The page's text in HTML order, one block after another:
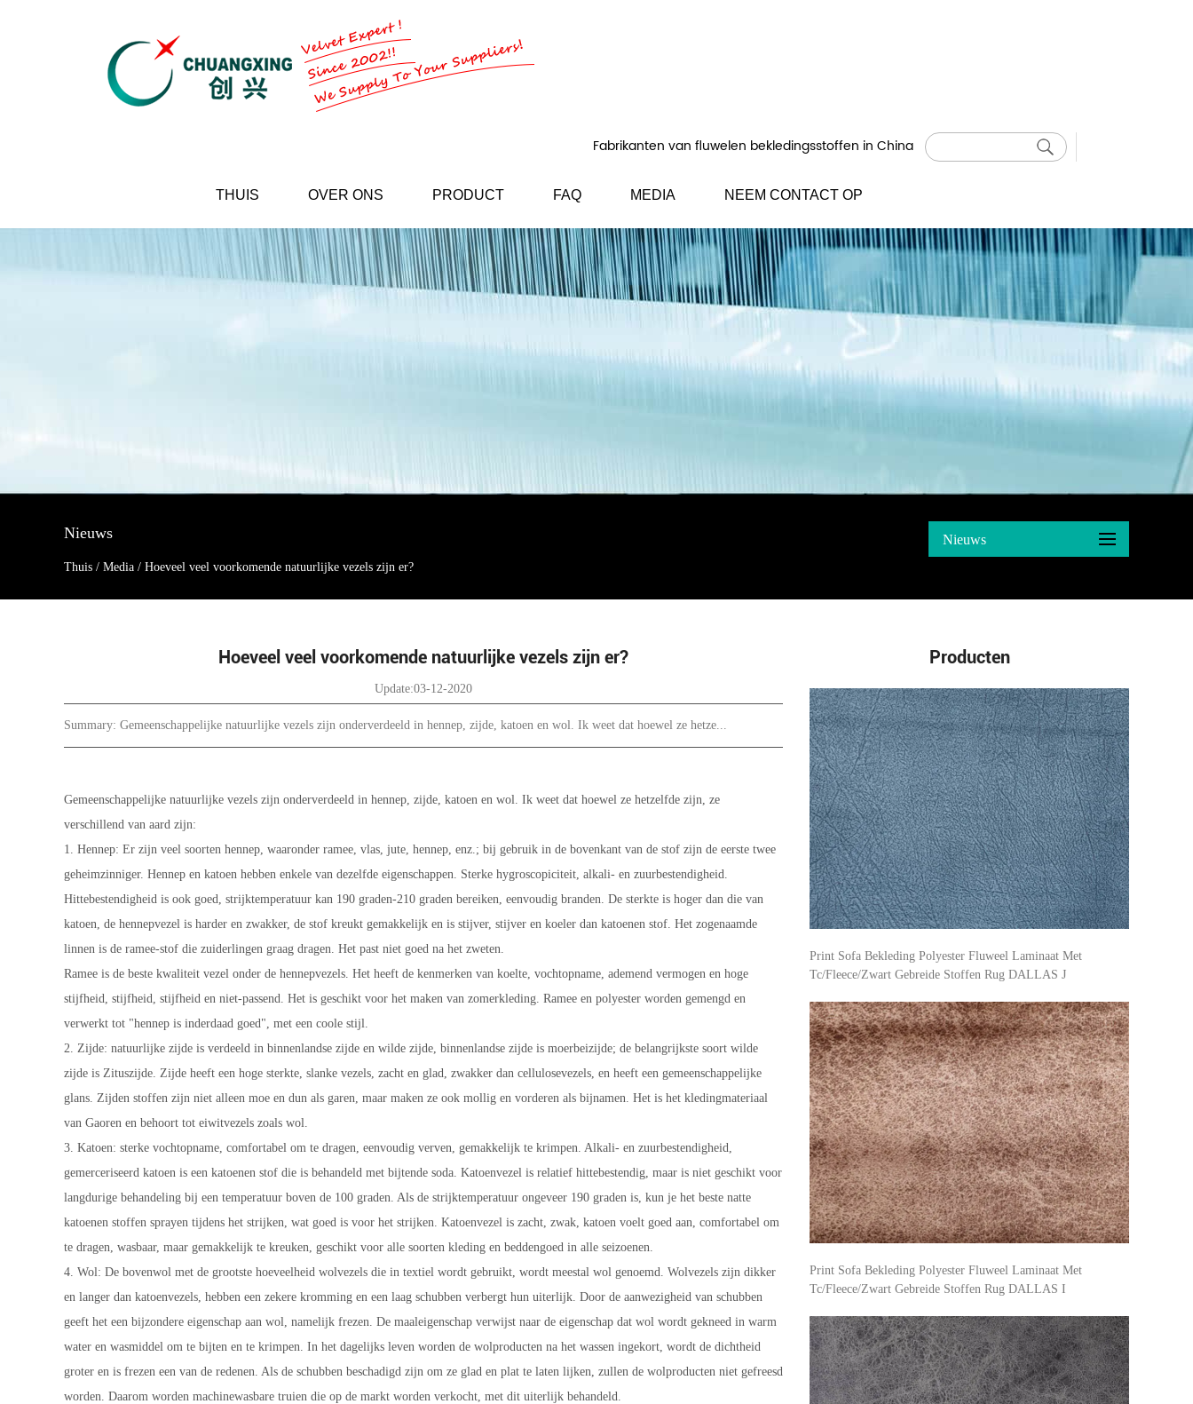
Fabrikanten van fluwelen bekledingsstoffen in China
THUIS OVER ONS PRODUCT FAQ MEDIA NEEM CONTACT OP
Nieuws
Thuis / Media / Hoeveel veel voorkomende natuurlijke vezels zijn er?
Nieuws
Hoeveel veel voorkomende natuurlijke vezels zijn er?
Update:03-12-2020
Summary: Gemeenschappelijke natuurlijke vezels zijn onderverdeeld in hennep, zijde, katoen en wol. Ik weet dat hoewel ze hetze...
Gemeenschappelijke natuurlijke vezels zijn onderverdeeld in hennep, zijde, katoen en wol. Ik weet dat hoewel ze hetzelfde zijn, ze
verschillend van aard zijn:
1. Hennep: Er zijn veel soorten hennep, waaronder ramee, vlas, jute, hennep, enz.; bij gebruik in de bovenkant van de stof zijn de eerste twee
geheimzinniger. Hennep en katoen hebben enkele van dezelfde eigenschappen. Sterke hygroscopiciteit, alkali- en zuurbestendigheid.
Hittebestendigheid is ook goed, strijktemperatuur kan 190 graden-210 graden bereiken, eenvoudig branden. De sterkte is hoger dan die van
katoen, de hennepvezel is harder en zwakker, de stof kreukt gemakkelijk en is stijver, stijver en koeler dan katoenen stof. Het zogenaamde
linnen is de ramee-stof die zuiderlingen graag dragen. Het past niet goed na het zweten.
Ramee is de beste kwaliteit vezel onder de hennepvezels. Het heeft de kenmerken van koelte, vochtopname, ademend vermogen en hoge
stijfheid, stijfheid, stijfheid en niet-passend. Het is geschikt voor het maken van zomerkleding. Ramee en polyester worden gemengd en
verwerkt tot "hennep is inderdaad goed", met een coole stijl.
2. Zijde: natuurlijke zijde is verdeeld in binnenlandse zijde en wilde zijde, binnenlandse zijde is moerbeizijde; de belangrijkste soort wilde
zijde is Zituszijde. Zijde heeft een hoge sterkte, slanke vezels, zacht en glad, zwakker dan cellulosevezels, en heeft een gemeenschappelijke
glans. Zijden stoffen zijn niet alleen moe en dun als garen, maar maken ze ook mollig en vorderen als bijnamen. Het is het kledingmateriaal
van Gaoren en behoort tot eiwitvezels zoals wol.
3. Katoen: sterke vochtopname, comfortabel om te dragen, eenvoudig verven, gemakkelijk te krimpen. Alkali- en zuurbestendigheid,
gemerceriseerd katoen is een katoenen stof die is behandeld met bijtende soda. Katoenvezel is relatief hittebestendig, maar is niet geschikt voor
langdurige behandeling bij een temperatuur boven de 100 graden. Als de strijktemperatuur ongeveer 190 graden is, kun je het beste natte
katoenen stoffen sprayen tijdens het strijken, wat goed is voor het strijken. Katoenvezel is zacht, zwak, katoen voelt goed aan, comfortabel om
te dragen, wasbaar, maar gemakkelijk te kreuken, geschikt voor alle soorten kleding en beddengoed in alle seizoenen.
4. Wol: De bovenwol met de grootste hoeveelheid wolvezels die in textiel wordt gebruikt, wordt meestal wol genoemd. Wolvezels zijn dikker
en langer dan katoenvezels, hebben een zekere kromming en een laag schubben verbergt hun uiterlijk. Door de aanwezigheid van schubben
geeft het een bijzondere eigenschap aan wol, namelijk frezen. De maaleigenschap verwijst naar de eigenschap dat wol wordt gekneed in warm
water en wasmiddel om te bijten en te krimpen. In het dagelijks leven worden de wolproducten na het wassen ingekort, wordt de dichtheid
groter en is frezen een van de redenen. Als de schubben beschadigd zijn om ze glad en plat te laten lijken, zullen de wolproducten niet gefreesd
worden. Daarom worden machinewasbare truien die op de markt worden verkocht, met dit uiterlijk behandeld.
Producten
Print Sofa Bekleding Polyester Fluweel Laminaat Met
Tc/Fleece/Zwart Gebreide Stoffen Rug DALLAS J
Print Sofa Bekleding Polyester Fluweel Laminaat Met
Tc/Fleece/Zwart Gebreide Stoffen Rug DALLAS I